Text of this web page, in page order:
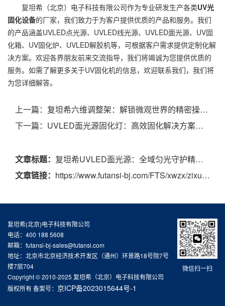
复坦希（北京）电子科技有限公司作为专业研发生产各类UV光
固化设备的厂家，我们致力于为客户提供优质的产品和服务。我们
的产品涵盖UVLED点光源、UVLED线光源、UVLED面光源、UV固
化箱、UV固化炉、UVLED解胶机等，可根据客户需求提供定制化解
决方案。欢迎各界朋友前来交流指导，我们将竭诚为您提供优质的
服务。如需了解更多关于UV固化机的信息，欢迎联系我们，我们将
为您详细解答。
上一篇： 复坦希六维调整架：解锁微观世界的精密操控新维度
下一篇： UVLED面光源固化灯：高效固化解决方案，赋能多行业生产
文章标题： 复坦希UVLED面光源：全域匀光守护精密，高效固化赋能多行业
文章链接： https://www.futansi-bj.com/FTS/xwzx/zixun/1186.html
微信扫一扫
复坦希(北京)电子科技有限公司
电话：400 188 5608
邮箱：futansi-bj-sales@futansi.com
地址：北京市北京经济技术开发区（通州）环景路18号院7号
楼7层704
Copyright © 2010-2025 复坦希（北京）电子科技有限公司
版权所有 备案号： 京ICP备2023015644号-1